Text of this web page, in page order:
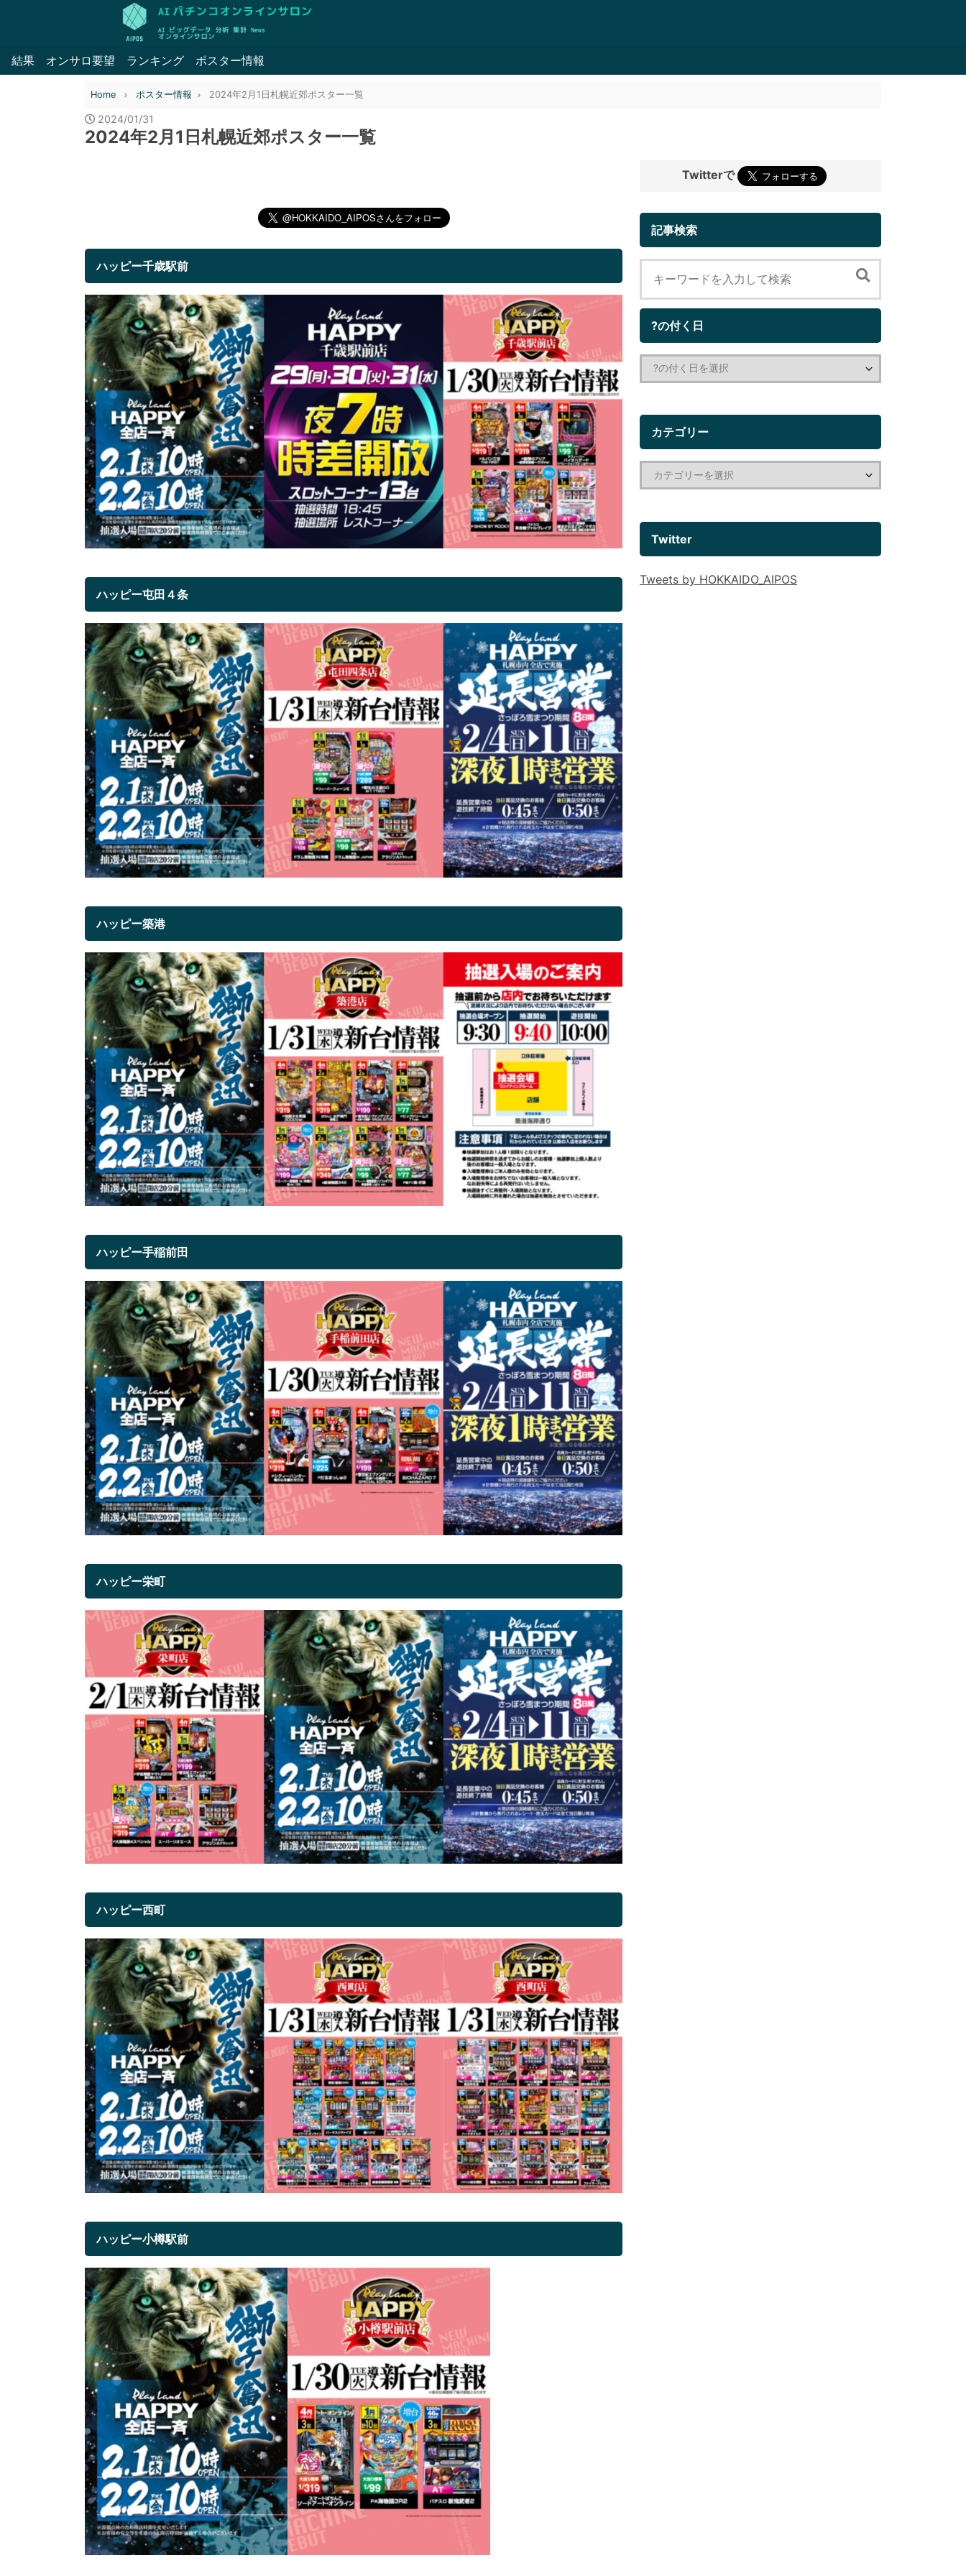
結果 オンサロ要望 ランキング ポスター情報
Home ポスター情報 2024年2月1日札幌近郊ポスター一覧
2024/01/31
2024年2月1日札幌近郊ポスター一覧
ハッピー千歳駅前
ハッピー屯田４条
ハッピー築港
ハッピー手稲前田
ハッピー栄町
ハッピー西町
ハッピー小樽駅前
Twitterで
記事検索
?の付く日
カテゴリー
Twitter
Tweets by HOKKAIDO_AIPOS